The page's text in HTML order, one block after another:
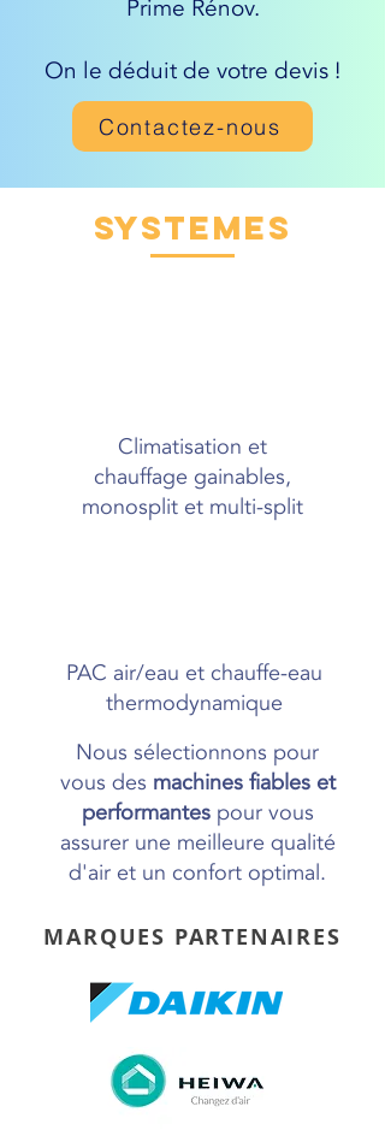
Prime Rénov.
On le déduit de votre devis !
Contactez-nous
SYSTEMES
Climatisation et
chauffage gainables,
monosplit et multi-split
PAC air/eau et chauffe-eau
thermodynamique
Nous sélectionnons pour
vous des machines fiables et
performantespour vous
assurer une meilleure qualité
d'air et un confort optimal.
MARQUES PARTENAIRES